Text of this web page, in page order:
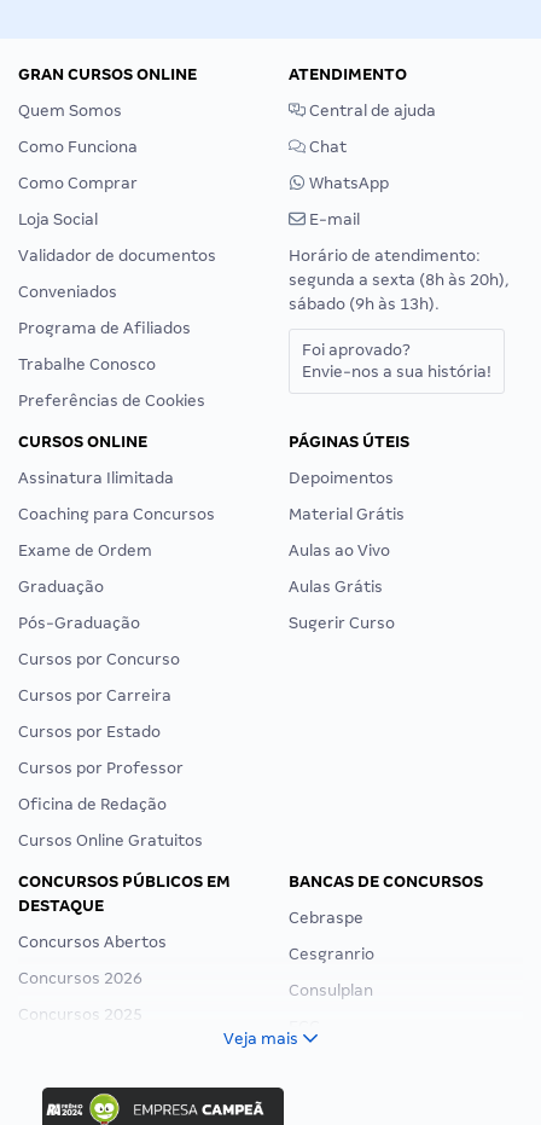
GRAN CURSOS ONLINE
Quem Somos
Como Funciona
Como Comprar
Loja Social
Validador de documentos
Conveniados
Programa de Afiliados
Trabalhe Conosco
Preferências de Cookies
ATENDIMENTO
Central de ajuda
Chat
WhatsApp
E-mail
Horário de atendimento:
segunda a sexta (8h às 20h),
sábado (9h às 13h).
Foi aprovado?
Envie-nos a sua história!
CURSOS ONLINE
Assinatura Ilimitada
Coaching para Concursos
Exame de Ordem
Graduação
Pós-Graduação
Cursos por Concurso
Cursos por Carreira
Cursos por Estado
Cursos por Professor
Oficina de Redação
Cursos Online Gratuitos
PÁGINAS ÚTEIS
Depoimentos
Material Grátis
Aulas ao Vivo
Aulas Grátis
Sugerir Curso
CONCURSOS PÚBLICOS EM
DESTAQUE
Concursos Abertos
Concursos 2026
Concursos 2025
Concurso Ibama
BANCAS DE CONCURSOS
Cebraspe
Cesgranrio
Consulplan
Veja mais